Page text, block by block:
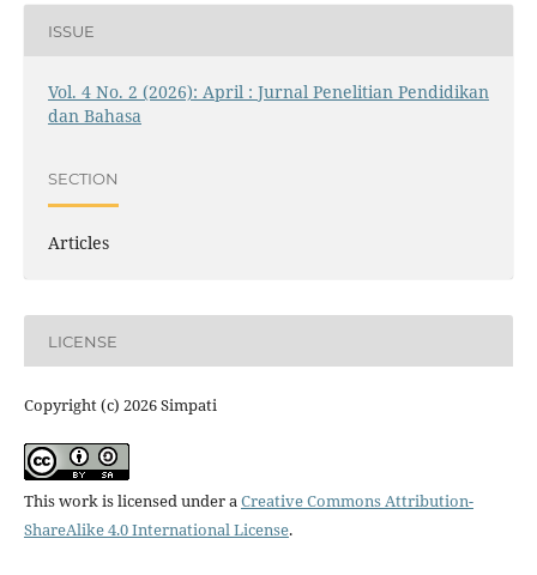
ISSUE
Vol. 4 No. 2 (2026): April : Jurnal Penelitian Pendidikan
dan Bahasa
SECTION
Articles
LICENSE
Copyright (c) 2026 Simpati
This work is licensed under aCreative Commons Attribution-
ShareAlike 4.0 International License.